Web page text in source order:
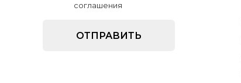
соглашения